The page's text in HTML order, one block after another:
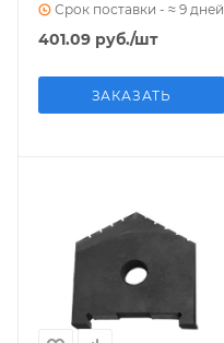
Срок поставки - ≈ 9 дней
401.09 руб./шт
ЗАКАЗАТЬ